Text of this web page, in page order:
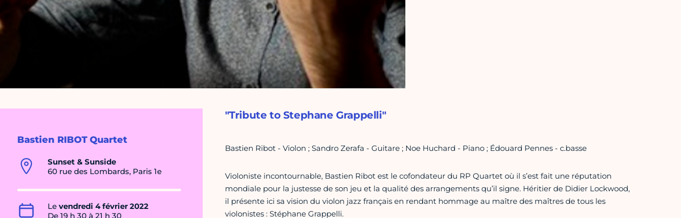
Bastien RIBOT Quartet
Sunset & Sunside
60 rue des Lombards, Paris 1e
Le vendredi 4 février 2022
De 19 h 30 à 21 h 30
"Tribute to Stephane Grappelli"
Bastien Ribot - Violon ; Sandro Zerafa - Guitare ; Noe Huchard - Piano ; Édouard Pennes - c.basse
Violoniste incontournable, Bastien Ribot est le cofondateur du RP Quartet où il s’est fait une réputation
mondiale pour la justesse de son jeu et la qualité des arrangements qu’il signe. Héritier de Didier Lockwood,
il présente ici sa vision du violon jazz français en rendant hommage au maître des maîtres de tous les
violonistes : Stéphane Grappelli.